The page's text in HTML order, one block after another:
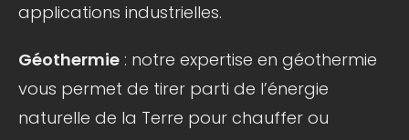
applications industrielles.
Géothermie : notre expertise en géothermie
vous permet de tirer parti de l’énergie
naturelle de la Terre pour chauffer ou